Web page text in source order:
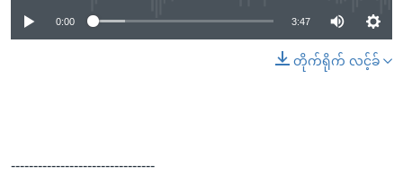
0:00 3:47
တိုက်ရိုက် လင့်ခ်
--------------------------------